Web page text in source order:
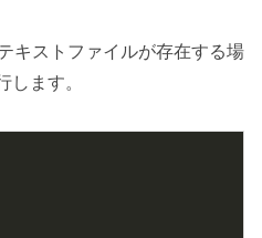
キストファイルが存在する場
します。